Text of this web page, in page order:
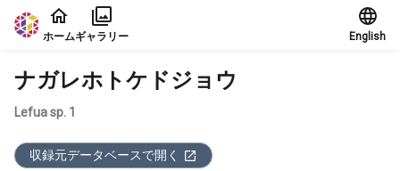
本文に飛ぶ
ホームギャラリー English
ナガレホトケドジョウ
Lefua sp. 1
収録元データベースで開く